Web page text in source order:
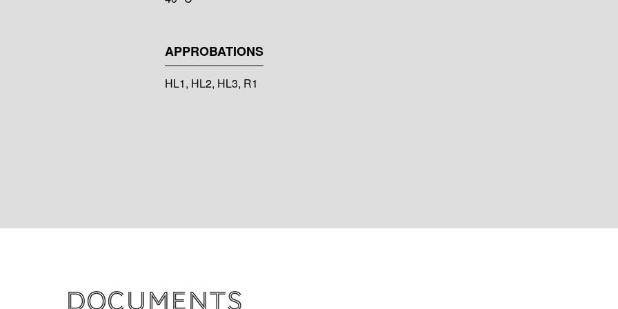
APPROBATIONS
HL1, HL2, HL3, R1
Documents